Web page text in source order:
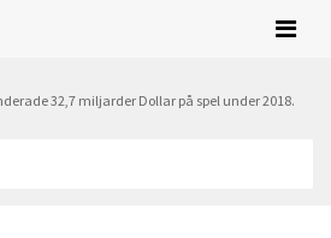
32,7 miljarder Dollar på spel under 2018.